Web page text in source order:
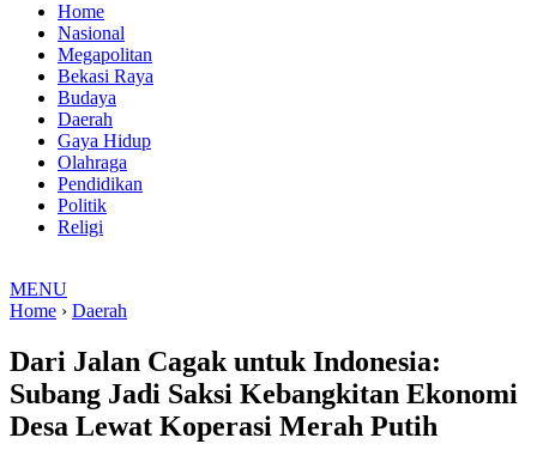
Home
Nasional
Megapolitan
Bekasi Raya
Budaya
Daerah
Gaya Hidup
Olahraga
Pendidikan
Politik
Religi
MENU
Home › Daerah
Dari Jalan Cagak untuk Indonesia:
Subang Jadi Saksi Kebangkitan Ekonomi
Desa Lewat Koperasi Merah Putih